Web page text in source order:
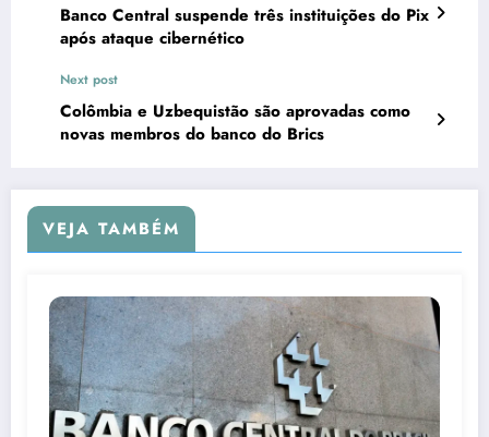
Banco Central suspende três instituições do Pix
após ataque cibernético
Next post
Colômbia e Uzbequistão são aprovadas como
novas membros do banco do Brics
VEJA TAMBÉM